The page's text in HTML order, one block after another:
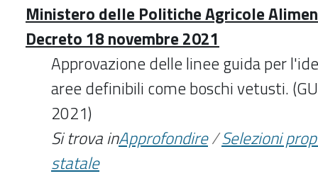
Ministero delle Politiche Agricole
Decreto 18 novembre 2021
Approvazione delle linee guida per
aree definibili come boschi vetusti.
2021)
Si trova inApprofondire/Selezioni
statale